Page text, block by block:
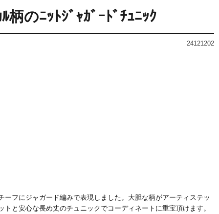
柄のﾆｯﾄｼﾞｬｶﾞｰﾄﾞﾁｭﾆｯｸ
24121202
ーフにジャガード編みで表現しました。大胆な柄がアーティステッ
と安心な長め丈のチュニックでコーディネートに重宝頂けます。